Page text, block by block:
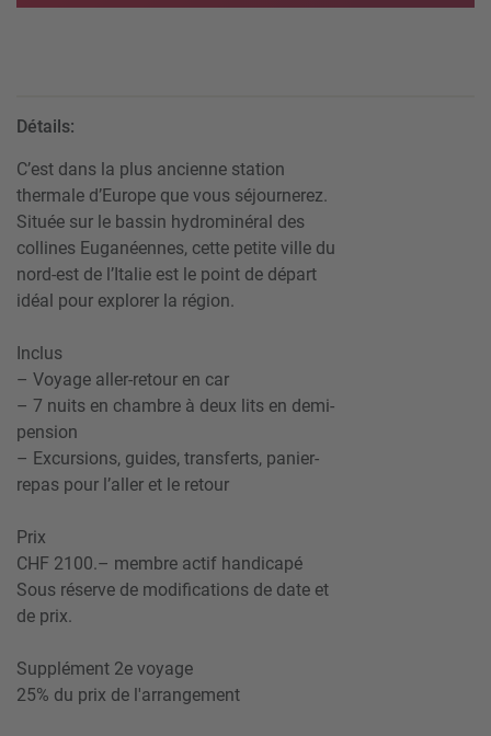
Détails:
C’est dans la plus ancienne station
thermale d’Europe que vous séjournerez.
Située sur le bassin hydrominéral des
collines Euganéennes, cette petite ville du
nord-est de l’Italie est le point de départ
idéal pour explorer la région.
Inclus
– Voyage aller-retour en car
– 7 nuits en chambre à deux lits en demi-
pension
– Excursions, guides, transferts, panier-
repas pour l’aller et le retour
Prix
CHF 2100.– membre actif handicapé
Sous réserve de modifications de date et
de prix.
Supplément 2e voyage
25% du prix de l'arrangement